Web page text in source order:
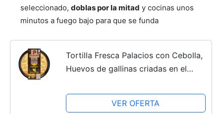
seleccionado, doblas por la mitad y cocinas unos
minutos a fuego bajo para que se funda
Tortilla Fresca Palacios con Cebolla,
Huevos de gallinas criadas en el
VER OFERTA